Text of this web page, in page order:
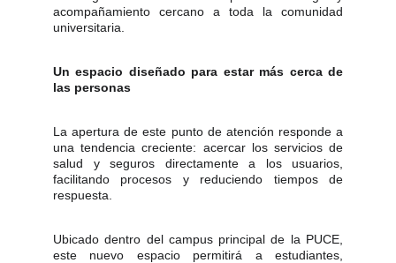
acompañamiento cercano a toda la comunidad
universitaria.
Un espacio diseñado para estar más cerca de
las personas
La apertura de este punto de atención responde a
una tendencia creciente: acercar los servicios de
salud y seguros directamente a los usuarios,
facilitando procesos y reduciendo tiempos de
respuesta.
Ubicado dentro del campus principal de la PUCE,
este nuevo espacio permitirá a estudiantes,